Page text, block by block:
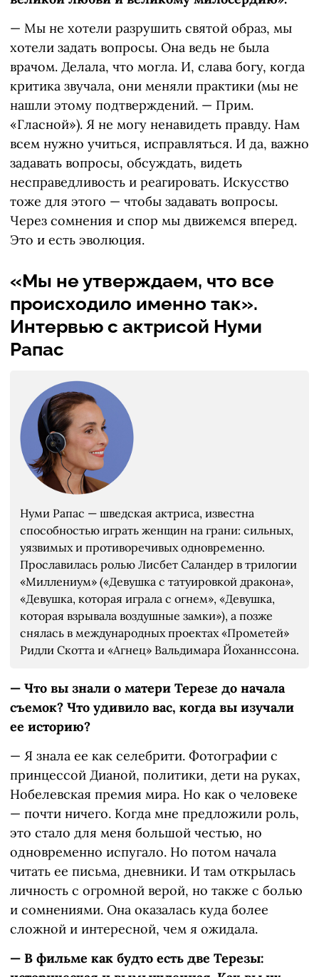
— Мы не хотели разрушить святой образ, мы
хотели задать вопросы. Она ведь не была
врачом. Делала, что могла. И, слава богу, когда
критика звучала, они меняли практики (мы не
нашли этому подтверждений. — Прим.
«Гласной»). Я не могу ненавидеть правду. Нам
всем нужно учиться, исправляться. И да, важно
задавать вопросы, обсуждать, видеть
несправедливость и реагировать. Искусство
тоже для этого — чтобы задавать вопросы.
Через сомнения и спор мы движемся вперед.
Это и есть эволюция.
«Мы не утверждаем, что все
происходило именно так».
Интервью с актрисой Нуми
Рапас
Нуми Рапас — шведская актриса, известна
способностью играть женщин на грани: сильных,
уязвимых и противоречивых одновременно.
Прославилась ролью Лисбет Саландер в трилогии
«Миллениум» («Девушка с татуировкой дракона»,
«Девушка, которая играла с огнем», «Девушка,
которая взрывала воздушные замки»), а позже
снялась в международных проектах «Прометей»
Ридли Скотта и «Агнец» Вальдимара Йоханнссона.
— Что вы знали о матери Терезе до начала
съемок? Что удивило вас, когда вы изучали
ее историю?
— Я знала ее как селебрити. Фотографии с
принцессой Дианой, политики, дети на руках,
Нобелевская премия мира. Но как о человеке
— почти ничего. Когда мне предложили роль,
это стало для меня большой честью, но
одновременно испугало. Но потом начала
читать ее письма, дневники. И там открылась
личность с огромной верой, но также с болью
и сомнениями. Она оказалась куда более
сложной и интересной, чем я ожидала.
— В фильме как будто есть две Терезы: